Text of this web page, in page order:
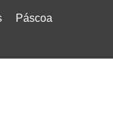
Páscoa